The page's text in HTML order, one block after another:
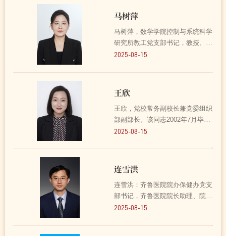
国重重组为契机，以提升国重满足
国家重大需求能力为目...
马树萍
马树萍，数学学院控制与系统科学
研究所教工党支部书记，教授、博
士生导师。作为“双带头人”党支部
作，个人积极参加学院党员学习活
动，组织支部成员开...
2025-08-15
王欣
王欣，党校常务副校长兼党委组织
部副部长。该同志2002年7月毕业
后留校，先后在党委学生工作部，
党的创新理论武装头脑，认真落实
新时代党的建设总要求和...
2025-08-15
连雪洪
连雪洪：齐鲁医院院办保健办党支
部书记，齐鲁医院院长助理、院长
办公室主任。该同志长期从事医院
2025-08-15